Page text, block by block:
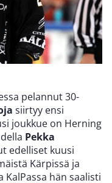
pelannut 30-
siirtyy ensi
joukkue on Herning
Pekka
edelliset kuusi
Kärpissä ja
KalPassa hän saalisti